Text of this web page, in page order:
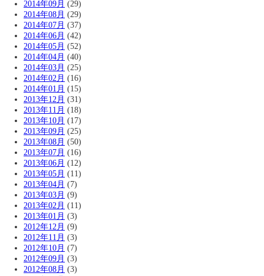
2014年09月 (29)
2014年08月 (29)
2014年07月 (37)
2014年06月 (42)
2014年05月 (52)
2014年04月 (40)
2014年03月 (25)
2014年02月 (16)
2014年01月 (15)
2013年12月 (31)
2013年11月 (18)
2013年10月 (17)
2013年09月 (25)
2013年08月 (50)
2013年07月 (16)
2013年06月 (12)
2013年05月 (11)
2013年04月 (7)
2013年03月 (9)
2013年02月 (11)
2013年01月 (3)
2012年12月 (9)
2012年11月 (3)
2012年10月 (7)
2012年09月 (3)
2012年08月 (3)